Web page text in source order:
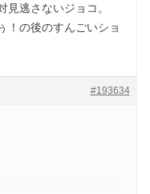
見逃さないジョコ。
！の後のすんごいショ
#193634